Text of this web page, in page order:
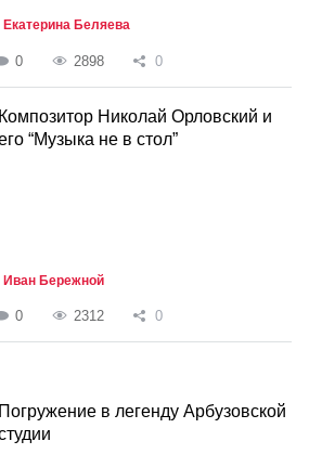
Екатерина Беляева
0 2898 0
Композитор Николай Орловский и
“Музыка не в стол”
Иван Бережной
0 2312 0
Погружение в легенду Арбузовской